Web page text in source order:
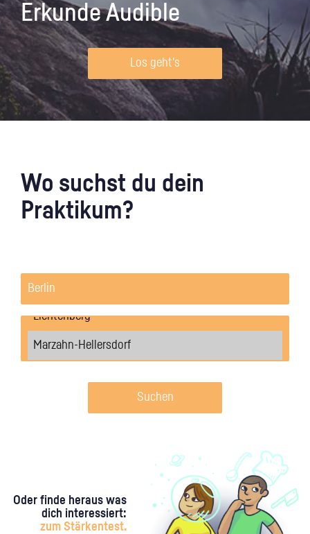
Erkunde Audible
Los geht's
Wo suchst du dein
Praktikum?
Suchen
Oder finde heraus was
dich interessiert:
zum Stärkentest.